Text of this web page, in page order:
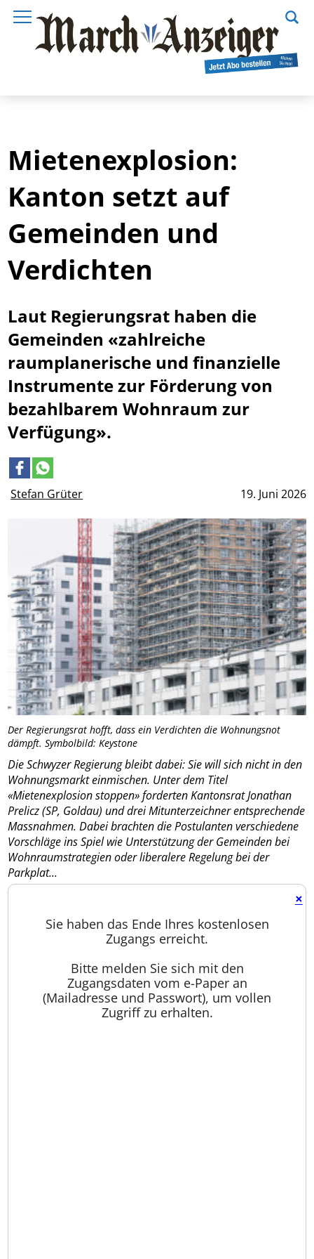
Der Regierungsrat hofft, dass ein Verdichten die Wohnungsnot
dämpft. Symbolbild: Keystone
Stefan Grüter 19. Juni 2026
Mietenexplosion:
Kanton setzt auf
Gemeinden und
Verdichten
Laut Regierungsrat haben die
Gemeinden «zahlreiche
raumplanerische und finanzielle
Instrumente zur Förderung von
bezahlbarem Wohnraum zur
Verfügung».
Die Schwyzer Regierung bleibt dabei: Sie will sich nicht in den
Wohnungsmarkt einmischen. Unter dem Titel
«Mietenexplosion stoppen» forderten Kantonsrat Jonathan
Prelicz (SP, Goldau) und drei Mitunterzeichner entsprechende
Massnahmen. Dabei brachten die Postulanten verschiedene
Vorschläge ins Spiel wie Unterstützung der Gemeinden bei
Wohnraumstrategien oder liberalere Regelung bei der
Parkplat...
×
Sie haben das Ende Ihres kostenlosen
Zugangs erreicht.
Bitte melden Sie sich mit den
Zugangsdaten vom e-Paper an
(Mailadresse und Passwort), um vollen
Zugriff zu erhalten.